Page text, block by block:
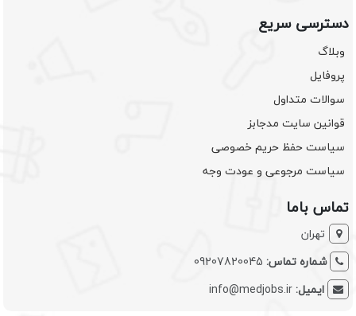
دسترسی سریع
وبلاگ
پروفایل
سوالات متداول
قوانین سایت مدجابز
سیاست حفظ حریم خصوصی
سیاست مرجوعی و عودت وجه
تماس باما
تهران
شماره تماس: 09207820045
ایمیل:info@medjobs.ir